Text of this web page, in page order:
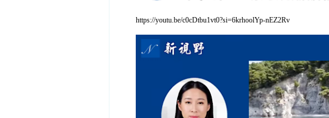
https://youtu.be/c0cDtbu1vt0?si=6krhoolYp-nEZ2Rv